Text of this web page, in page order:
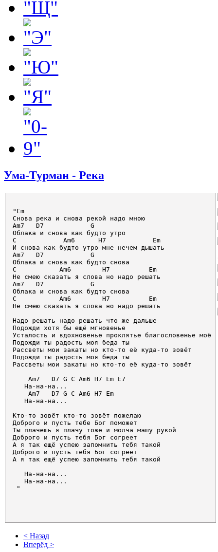
Ума-Турман - Река
"Em
Снова река и снова рекой надо мною
Am7   D7            G
Облака и снова как будто утро
C            Am6      H7            Em
И снова как будто утро мне нечем дышать
Am7   D7            G
Облака и снова как будто снова
C           Am6        H7          Em
Не смею сказать я слова но надо решать
Am7   D7            G
Облака и снова как будто снова
C           Am6        H7          Em
Не смею сказать я слова но надо решать
Надо решать надо решать что же дальше
Подожди хотя бы ещё мгновенье
Усталость и вдохновенье проклятье благословенье моё
Подожди ты радость моя беда ты
Рассветы мои закаты но кто-то её куда-то зовёт
Подожди ты радость моя беда ты
Рассветы мои закаты но кто-то её куда-то зовёт
    Am7   D7 G C Am6 H7 Em E7
   На-на-на...
    Am7   D7 G C Am6 H7 Em
   На-на-на...
Кто-то зовёт кто-то зовёт пожелаю
Доброго и пусть тебе Бог поможет
Ты плачешь я плачу тоже и молча машу рукой
Доброго и пусть тебя Бог согреет
А я так ещё успею запомнить тебя такой
Доброго и пусть тебя Бог согреет
А я так ещё успею запомнить тебя такой
   На-на-на...
   На-на-на...
"
< Назад
Вперёд >